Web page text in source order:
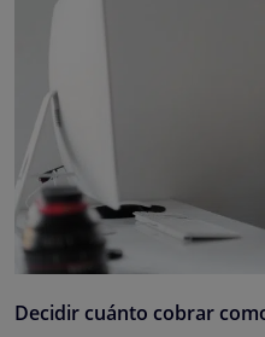
Decidir cuánto cobrar